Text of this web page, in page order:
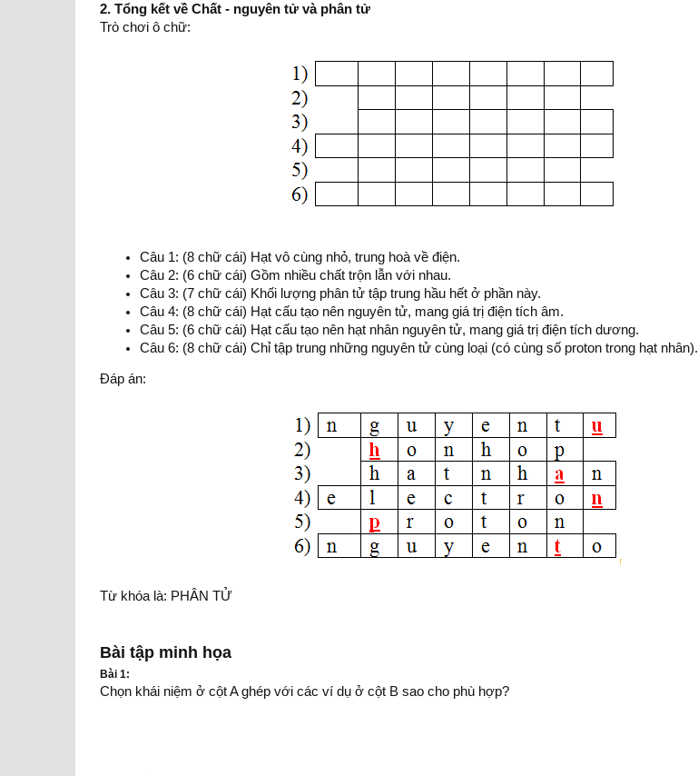
2. Tổng kết về Chất - nguyên tử và phân tử
Trò chơi ô chữ:
Câu 1: (8 chữ cái) Hạt vô cùng nhỏ, trung hoà về điện.
Câu 2: (6 chữ cái) Gồm nhiều chất trộn lẫn với nhau.
Câu 3: (7 chữ cái) Khối lượng phân tử tập trung hầu hết ở phần này.
Câu 4: (8 chữ cái) Hạt cấu tạo nên nguyên tử, mang giá trị điện tích âm.
Câu 5: (6 chữ cái) Hạt cấu tạo nên hạt nhân nguyên tử, mang giá trị điện tích dương.
Câu 6: (8 chữ cái) Chỉ tập trung những nguyên tử cùng loại (có cùng số proton trong hạt nhân).
Đáp án:
Từ khóa là: PHÂN TỬ
Bài tập minh họa
Bài 1:
Chọn khái niệm ở cột A ghép với các ví dụ ở cột B sao cho phù hợp?